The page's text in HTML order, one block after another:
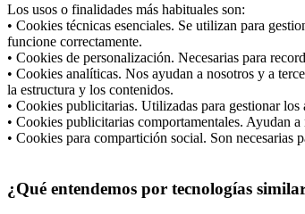
Los usos o finalidades más habituales son:
• Cookies técnicas esenciales. Se utilizan para
funcione correctamente.
• Cookies de personalización. Necesarias para
• Cookies analíticas. Nos ayudan a nosotros y a
la estructura y los contenidos.
• Cookies publicitarias. Utilizadas para gestionar
• Cookies publicitarias comportamentales. Ayudan
• Cookies para compartición social. Son necesarias
¿Qué entendemos por tecnologías